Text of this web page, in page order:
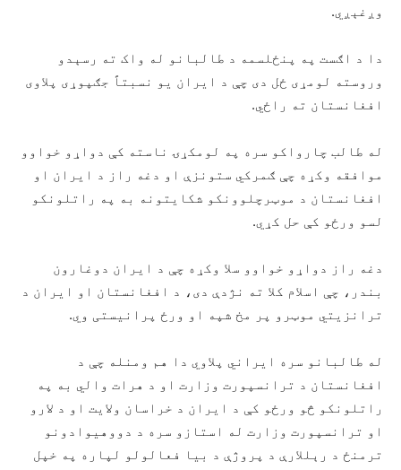
وږغېږي.
دا د اګست په پنځلسمه د طالبانو له واک ته رسېدو
وروسته لومړی ځل دی چې د ایران یو نسبتاً جګپوړی پلاوی
افغانستان ته راځي.
له طالب چارواکو سره په لومکړۍ ناسته کې دواړو خواوو
موافقه وکړه چې ګمرکي ستونزې او دغه راز د ایران او
افغانستان د موټرچلوونکو شکایتونه به په راتلونکو
لسو ورځو کې حل کړي.
دغه راز دواړو خواوو سلا وکړه چې د ایران دوغارون
بندر، چې اسلام کلا ته نژدې دی، د افغانستان او ایران د
ترانزیتي موټرو پر مخ شپه او ورځ پرانیستی وي.
له طالبانو سره ایراني پلاوي دا هم ومنله چې د
افغانستان د ترانسپورت وزارت او د هرات والي به په
راتلونکو څو ورځو کې د ایران د خراسان ولایت او د لارو
او ترانسپورت وزارت له استازو سره د دووهیوادونو
ترمنځ د رېللارې د پروژې د بیا فعالولو لپاره په خپل